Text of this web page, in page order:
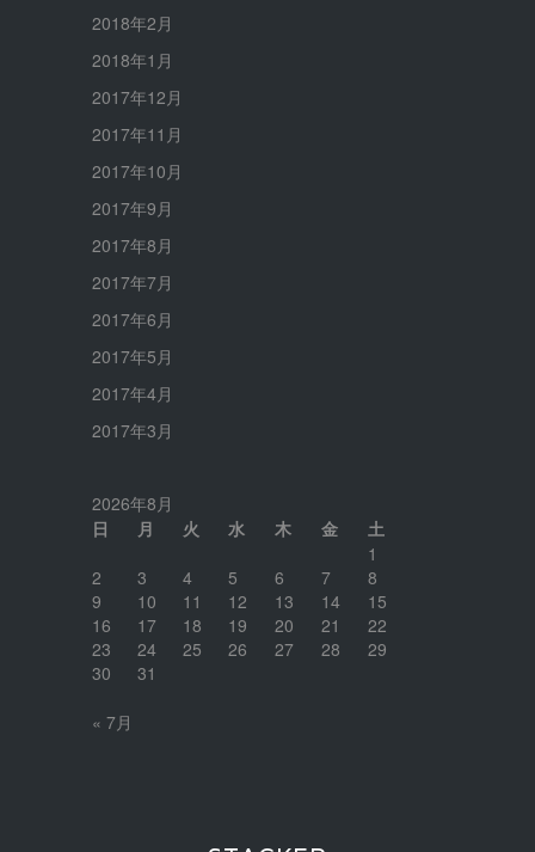
2018年2月
2018年1月
2017年12月
2017年11月
2017年10月
2017年9月
2017年8月
2017年7月
2017年6月
2017年5月
2017年4月
2017年3月
2026年8月
日
月 火 水 木 金
土
1
2
3 4 5 6 7
8
9
10 11 12 13 14
15
16
17 18 19 20 21
22
23
24 25 26 27 28
29
30
31
« 7月